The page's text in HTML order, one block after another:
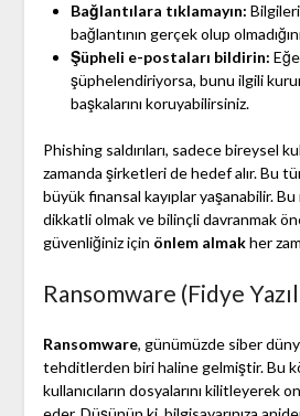
Bağlantılara tıklamayın:
bağlantının gerçek olup
Şüpheli e-postaları bildirin:
şüphelendiriyorsa, bunu ilgili
başkalarını koruyabilirsiniz.
Phishing saldırıları, sadece bireysel
zamanda şirketleri de hedef alır. Bu
büyük finansal kayıplar yaşanabilir.
dikkatli olmak ve bilinçli davranmak
güvenliğiniz için önlem almakher
Ransomware (Fidye
Ransomware, günümüzde siber
tehditlerden biri haline gelmiştir. Bu
kullanıcıların dosyalarını kilitleyerek